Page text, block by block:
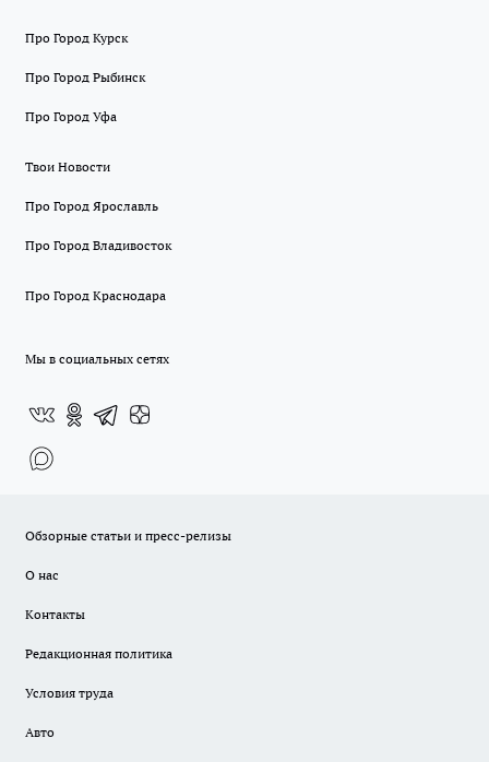
Про Город Курск
Про Город Рыбинск
Про Город Уфа
Твои Новости
Про Город Ярославль
Про Город Владивосток
Про Город Краснодара
Мы в социальных сетях
Обзорные статьи и пресс-релизы
О нас
Контакты
Редакционная политика
Условия труда
Авто